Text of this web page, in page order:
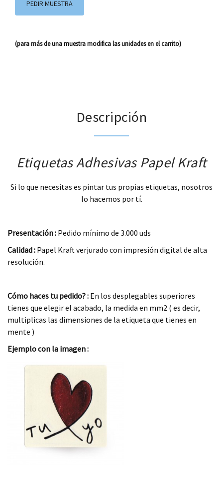
PEDIR MUESTRA
(para más de una muestra modifica las unidades en el carrito)
Descripción
Etiquetas Adhesivas Papel Kraft
Si lo que necesitas es pintar tus propias etiquetas, nosotros
lo hacemos por tí.
Presentación : Pedido mínimo de 3.000 uds
Calidad : Papel Kraft verjurado con impresión digital de alta
resolución.
Cómo haces tu pedido? : En los desplegables superiores
tienes que elegir el acabado, la medida en mm2 ( es decir,
multiplicas las dimensiones de la etiqueta que tienes en
mente )
Ejemplo con la imagen :